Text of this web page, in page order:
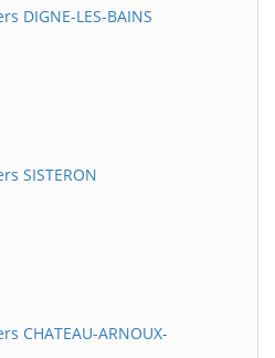
DIGNE-LES-BAINS
SISTERON
CHATEAU-ARNOUX-